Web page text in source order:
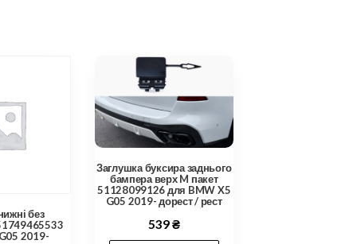
без
2019-
Заглушка буксира заднього
бампера верх M пакет
51128099126 для BMW X5
G05 2019- дорест / рест
539₴